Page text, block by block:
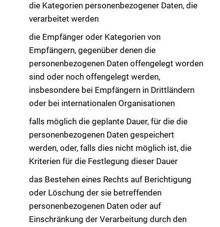
die Kategorien personenbezogener Daten, die
verarbeitet werden
die Empfänger oder Kategorien von
Empfängern, gegenüber denen die
personenbezogenen Daten offengelegt worden
sind oder noch offengelegt werden,
insbesondere bei Empfängern in Drittländern
oder bei internationalen Organisationen
falls möglich die geplante Dauer, für die die
personenbezogenen Daten gespeichert
werden, oder, falls dies nicht möglich ist, die
Kriterien für die Festlegung dieser Dauer
das Bestehen eines Rechts auf Berichtigung
oder Löschung der sie betreffenden
personenbezogenen Daten oder auf
Einschränkung der Verarbeitung durch den